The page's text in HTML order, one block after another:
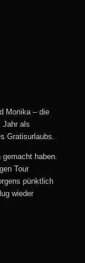
Monika – die
Jahr als
Gratisurlaubs.
haben.
Tour
pünktlich
wieder